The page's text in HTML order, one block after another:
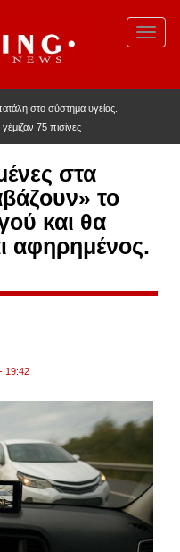
στο σύστημα υγείας.
75 πισίνες
στα
το
και θα
αφηρημένος.
19:42